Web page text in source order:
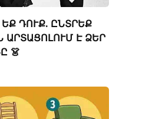
ԵՔ ԴՈՒՔ. ԸՆՏՐԵՔ
ԱՐՏԱՑՈԼՈՒՄ Է ՁԵՐ
👗